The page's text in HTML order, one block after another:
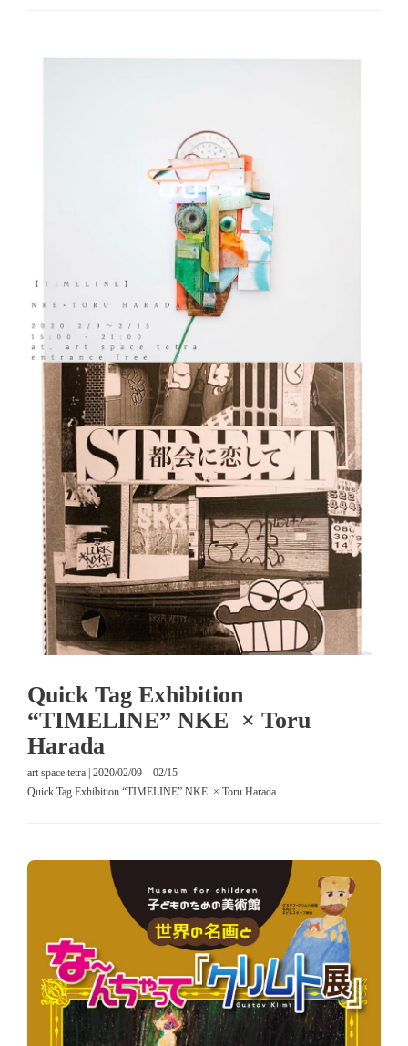
Quick Tag Exhibition
“TIMELINE” NKE × Toru
Harada
art space tetra | 2020/02/09 – 02/15
Quick Tag Exhibition “TIMELINE” NKE × Toru Harada